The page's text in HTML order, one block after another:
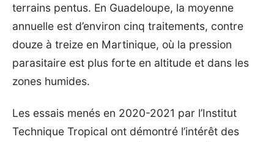
terrains pentus. En Guadeloupe, la moyenne
annuelle est d’environ cinq traitements, contre
douze à treize en Martinique, où la pression
parasitaire est plus forte en altitude et dans les
zones humides.
Les essais menés en 2020-2021 par l’Institut
Technique Tropical ont démontré l’intérêt des